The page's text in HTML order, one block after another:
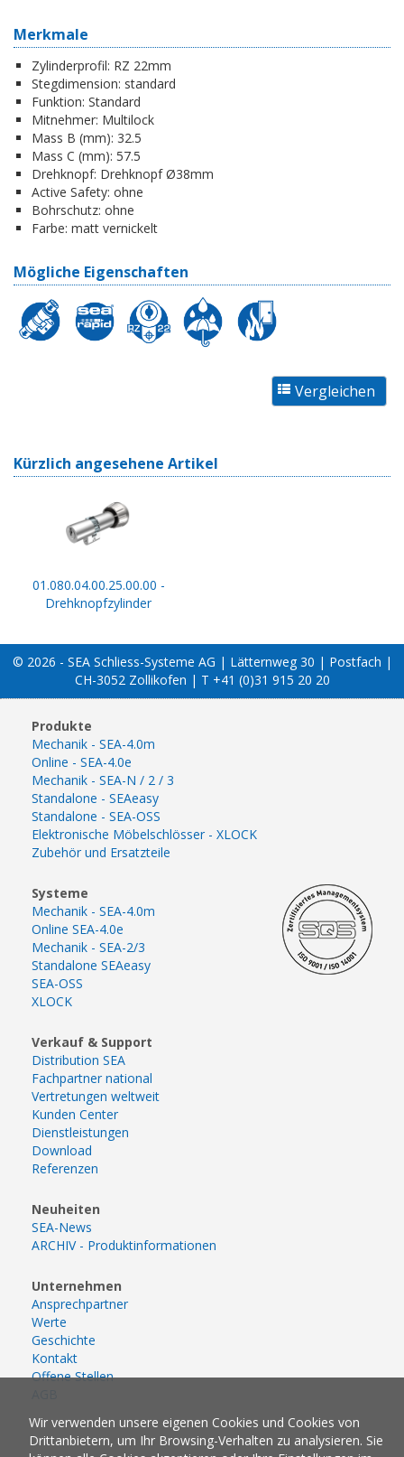
Merkmale
Zylinderprofil: RZ 22mm
Stegdimension: standard
Funktion: Standard
Mitnehmer: Multilock
Mass B (mm): 32.5
Mass C (mm): 57.5
Drehknopf: Drehknopf Ø38mm
Active Safety: ohne
Bohrschutz: ohne
Farbe: matt vernickelt
Mögliche Eigenschaften
Kürzlich angesehene Artikel
01.080.04.00.25.00.00 -
Drehknopfzylinder
© 2026 - SEA Schliess-Systeme AG | Lätternweg 30 | Postfach |
CH-3052 Zollikofen | T +41 (0)31 915 20 20
Produkte
Mechanik - SEA-4.0m
Online - SEA-4.0e
Mechanik - SEA-N / 2 / 3
Standalone - SEAeasy
Standalone - SEA-OSS
Elektronische Möbelschlösser - XLOCK
Zubehör und Ersatzteile
Systeme
Mechanik - SEA-4.0m
Online SEA-4.0e
Mechanik - SEA-2/3
Standalone SEAeasy
SEA-OSS
XLOCK
Verkauf & Support
Distribution SEA
Fachpartner national
Vertretungen weltweit
Kunden Center
Dienstleistungen
Download
Referenzen
Neuheiten
SEA-News
ARCHIV - Produktinformationen
Unternehmen
Ansprechpartner
Werte
Geschichte
Kontakt
Offene Stellen
Wir verwenden unsere eigenen Cookies und Cookies von
Drittanbietern, um Ihr Browsing-Verhalten zu analysieren. Sie